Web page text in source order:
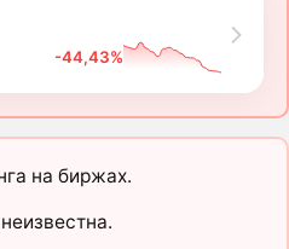
-44,43%
на биржах.